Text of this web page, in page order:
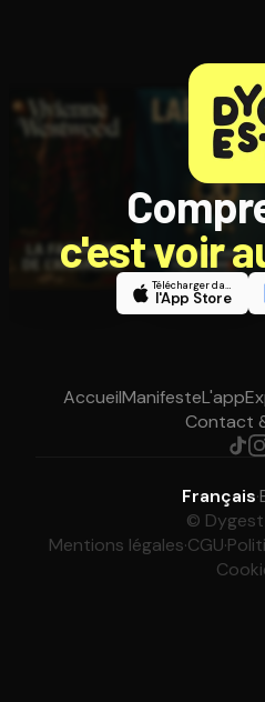
c'est voir
Télécharger dans
l'App Store
AccueilManifesteL'app
Contact
Français·
©
Mentions légales·CGU·